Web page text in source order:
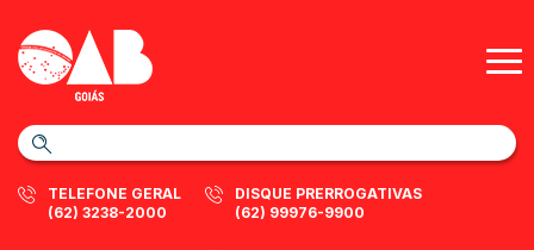
TELEFONE GERAL
(62) 3238-2000
DISQUE PRERROGATIVAS
(62) 99976-9900